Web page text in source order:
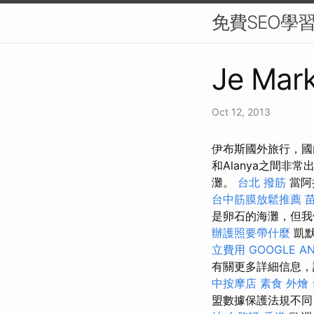
免費SEO學
Je
Oct 12, 2013
伊布斯國外旅行，
和Alanya之間非常
灘。 台北 撥筋 當
台中筋膜放鬆推薦
是卵石的海灘，但
辦護照要帶什麼 凱
立費用 GOOGLE
有關更多詳細信息
中按摩店 素食 外燴
盟數據保護法規不